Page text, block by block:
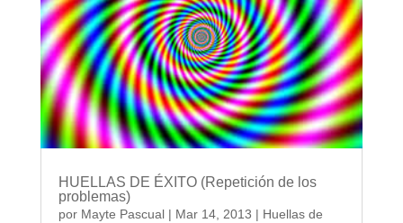
HUELLAS DE ÉXITO (Repetición de los
problemas)
por Mayte Pascual| Mar 14, 2013 | Huellas de